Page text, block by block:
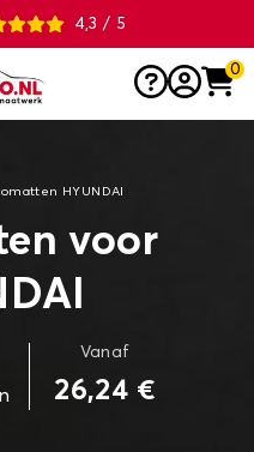
4,3 / 5
0
HYUNDAI
voor
Vanaf
26,24 €